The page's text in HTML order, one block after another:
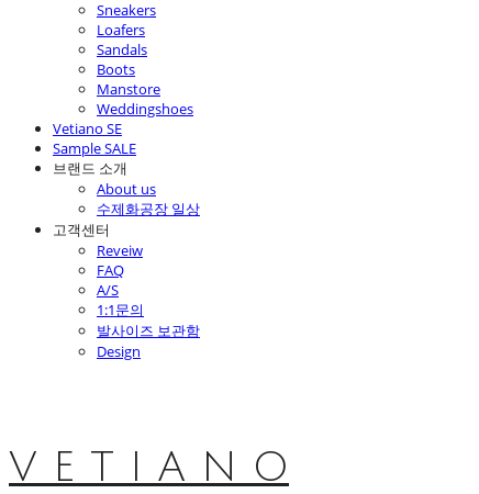
Sneakers
Loafers
Sandals
Boots
Manstore
Weddingshoes
Vetiano SE
Sample SALE
브랜드 소개
About us
수제화공장 일상
고객센터
Reveiw
FAQ
A/S
1:1문의
발사이즈 보관함
Design
V E T I A N O